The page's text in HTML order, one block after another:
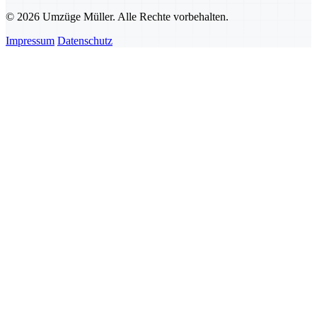
© 2026 Umzüge Müller. Alle Rechte vorbehalten.
Impressum Datenschutz